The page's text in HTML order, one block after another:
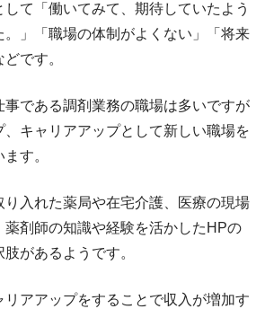
て「働いてみて、期待していたよう
。」「職場の体制がよくない」「将来
です。
事である調剤業務の職場は多いですが
、キャリアアップとして新しい職場を
す。
り入れた薬局や在宅介護、医療の現場
薬剤師の知識や経験を活かしたHPの
があるようです。
リアアップをすることで収入が増加す